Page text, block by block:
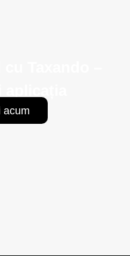
acum